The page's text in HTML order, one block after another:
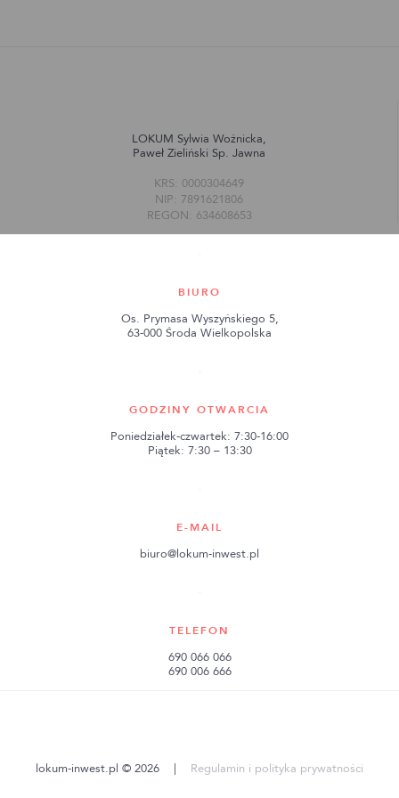
LOKUM Sylwia Woźnicka,
Paweł Zieliński Sp. Jawna
KRS: 0000304649
NIP: 7891621806
REGON: 634608653
BIURO
Os. Prymasa Wyszyńskiego 5,
63-000 Środa Wielkopolska
GODZINY OTWARCIA
Poniedziałek-czwartek: 7:30-16:00
Piątek: 7:30 – 13:30
E-MAIL
biuro@lokum-inwest.pl
TELEFON
690 066 066
690 006 666
lokum-inwest.pl © 2026 | Regulamin i polityka prywatności